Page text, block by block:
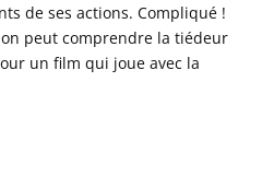
de ses actions. Compliqué !
on peut comprendre la tiédeur
un film qui joue avec la